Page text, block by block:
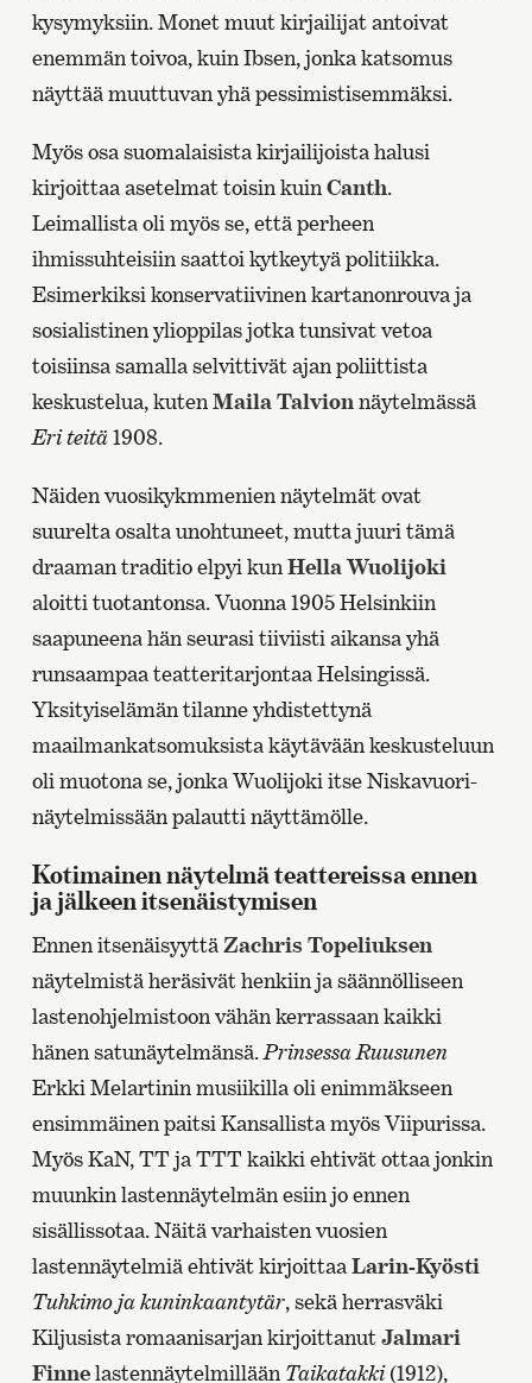
kysymyksiin. Monet muut kirjailijat antoivat
enemmän toivoa, kuin Ibsen, jonka katsomus
näyttää muuttuvan yhä pessimistisemmäksi.
Myös osa suomalaisista kirjailijoista halusi
kirjoittaa asetelmat toisin kuin Canth.
Leimallista oli myös se, että perheen
ihmissuhteisiin saattoi kytkeytyä politiikka.
Esimerkiksi konservatiivinen kartanonrouva ja
sosialistinen ylioppilas jotka tunsivat vetoa
toisiinsa samalla selvittivät ajan poliittista
keskustelua, kuten Maila Talvion näytelmässä
Eri teitä1908.
Näiden vuosikykmmenien näytelmät ovat
suurelta osalta unohtuneet, mutta juuri tämä
draaman traditio elpyi kun Hella Wuolijoki
aloitti tuotantonsa. Vuonna 1905 Helsinkiin
saapuneena hän seurasi tiiviisti aikansa yhä
runsaampaa teatteritarjontaa Helsingissä.
Yksityiselämän tilanne yhdistettynä
maailmankatsomuksista käytävään keskusteluun
oli muotona se, jonka Wuolijoki itse Niskavuori-
näytelmissään palautti näyttämölle.
Kotimainen näytelmä teattereissa ennen
ja jälkeen itsenäistymisen
Ennen itsenäisyyttäZachris Topeliuksen
näytelmistä heräsivät henkiin ja säännölliseen
lastenohjelmistoon vähän kerrassaan kaikki
hänen satunäytelmänsä.Prinsessa Ruusunen
Erkki Melartinin musiikilla oli enimmäkseen
ensimmäinen paitsi Kansallista myös Viipurissa.
Myös KaN, TT ja TTT kaikki ehtivät ottaa jonkin
muunkin lastennäytelmän esiin jo ennen
sisällissotaa. Näitä varhaisten vuosien
lastennäytelmiä ehtivät kirjoittaaLarin-Kyösti
Tuhkimo ja kuninkaantytär, sekä herrasväki
Kiljusista romaanisarjan kirjoittanutJalmari
Finnelastennäytelmillään Taikatakki(1912),